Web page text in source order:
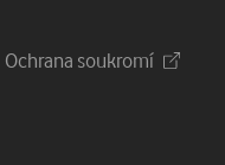
Ochrana soukromí